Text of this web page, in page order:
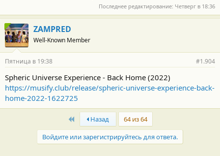
Последнее редактирование: Четверг в 18:36
ZAMPRED
Well-Known Member
Пятница в 19:38 #1.904
Spheric Universe Experience - Back Home (2022)
https://musify.club/release/spheric-universe-experience-back-
home-2022-1622725
First Назад
64 из 64
Войдите или зарегистрируйтесь для ответа.